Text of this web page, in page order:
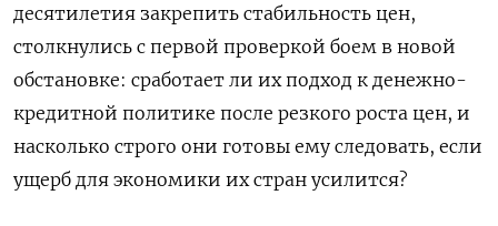
десятилетия закрепить стабильность цен,
столкнулись с первой проверкой боем в новой
обстановке: сработает ли их подход к денежно-
кредитной политике после резкого роста цен, и
насколько строго они готовы ему следовать, если
ущерб для экономики их стран усилится?